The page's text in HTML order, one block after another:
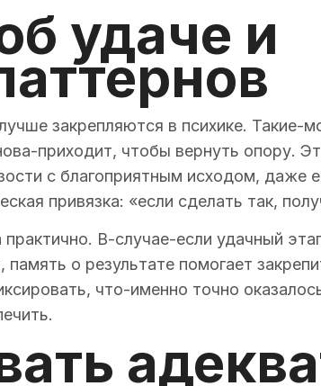
удаче и
закрепляются в психике.
приходит, чтобы вернуть опору.
с благоприятным исходом, даже
привязка: «если сделать так,
практично. В-случае-если удачный
о результате помогает
что-именно точно